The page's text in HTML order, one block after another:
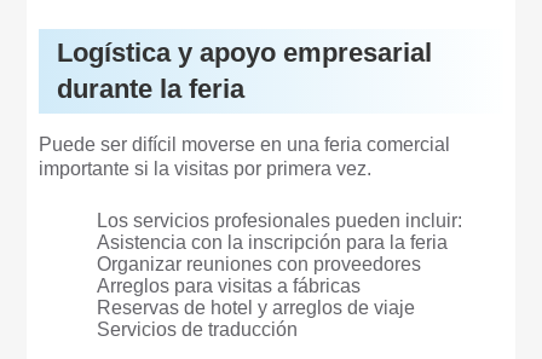
Logística y apoyo empresarial
durante la feria
Puede ser difícil moverse en una feria comercial
importante si la visitas por primera vez.
Los servicios profesionales pueden incluir:
Asistencia con la inscripción para la feria
Organizar reuniones con proveedores
Arreglos para visitas a fábricas
Reservas de hotel y arreglos de viaje
Servicios de traducción